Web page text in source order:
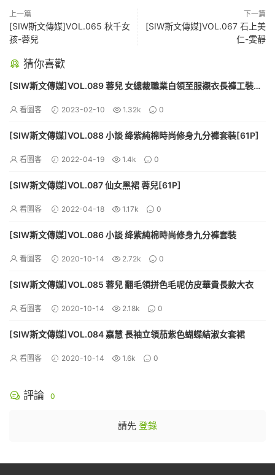
上一篇
[SIW斯文傳媒]VOL.065 秋千女
孩-蓉兒
下一篇
[SIW斯文傳媒]VOL.067 石上美
仁-雯靜
猜你喜歡
[SIW斯文傳媒]VOL.089 蓉兒 女總裁職業白領至服襯衣長褲工裝
看圖客 2023-02-10 1.32k 0
[SIW斯文傳媒]VOL.088 小談 绛紫純棉時尚修身九分褲套裝[61P]
看圖客 2022-04-19 1.4k 0
[SIW斯文傳媒]VOL.087 仙女黑裙 蓉兒[61P]
看圖客 2022-04-18 1.17k 0
[SIW斯文傳媒]VOL.086 小談 绛紫純棉時尚修身九分褲套裝
看圖客 2020-10-14 2.72k 0
[SIW斯文傳媒]VOL.085 蓉兒 翻毛領拼色毛呢仿皮華貴長款大衣
看圖客 2020-10-14 2.18k 0
[SIW斯文傳媒]VOL.084 嘉慧 長袖立領茄紫色蝴蝶結淑女套裙
看圖客 2020-10-14 1.6k 0
評論 0
請先 登錄